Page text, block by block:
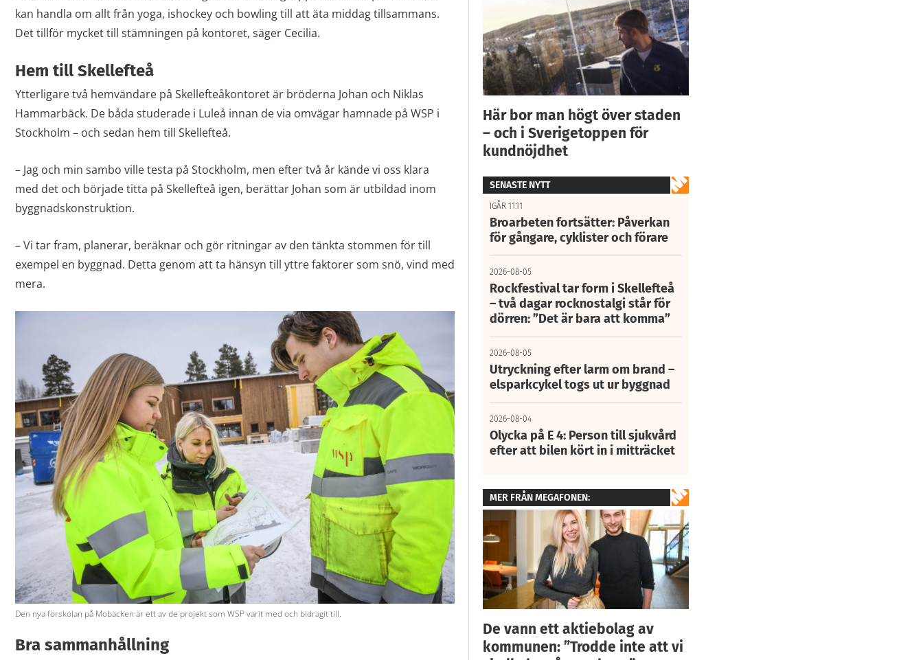
kan handla om allt från yoga, ishockey och bowling till att äta middag tillsammans.
Det tillför mycket till stämningen på kontoret, säger Cecilia.
Hem till Skellefteå
Ytterligare två hemvändare på Skellefteåkontoret är bröderna Johan och Niklas
Hammarbäck. De båda studerade i Luleå innan de via omvägar hamnade på WSP i
Stockholm – och sedan hem till Skellefteå.
– Jag och min sambo ville testa på Stockholm, men efter två år kände vi oss klara
med det och började titta på Skellefteå igen, berättar Johan som är utbildad inom
byggnadskonstruktion.
– Vi tar fram, planerar, beräknar och gör ritningar av den tänkta stommen för till
exempel en byggnad. Detta genom att ta hänsyn till yttre faktorer som snö, vind med
mera.
Den nya förskolan på Mobacken är ett av de projekt som WSP varit med och bidragit till.
Bra sammanhållning
Här bor man högt över staden
– och i Sverigetoppen för
kundnöjdhet
SENASTE NYTT
IGÅR 11:11
Broarbeten fortsätter: Påverkan
för gångare, cyklister och förare
2026-08-05
Rockfestival tar form i Skellefteå
– två dagar rocknostalgi står för
dörren: ”Det är bara att komma”
2026-08-05
Utryckning efter larm om brand –
elsparkcykel togs ut ur byggnad
2026-08-04
Olycka på E 4: Person till sjukvård
efter att bilen kört in i mitträcket
MER FRÅN MEGAFONEN:
De vann ett aktiebolag av
kommunen: ”Trodde inte att vi